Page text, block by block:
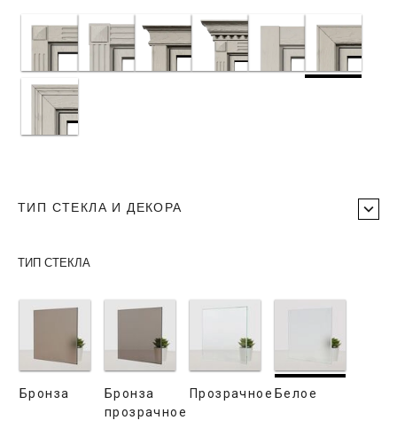
ТИП СТЕКЛА И ДЕКОРА
ТИП СТЕКЛА
Бронза
Бронза
прозрачное
Прозрачное Белое